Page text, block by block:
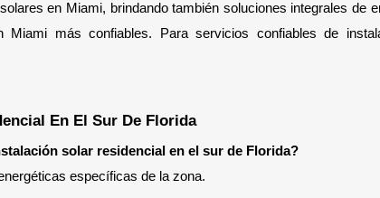
en Miami, brindando también soluciones integrales de
En El Sur De Florida
solar residencial en el sur de Florida?
específicas de la zona.